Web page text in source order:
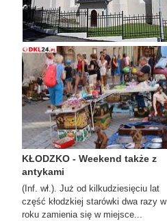
KŁODZKO - Weekend także z
antykami
(Inf. wł.). Już od kilkudziesięciu lat
część kłodzkiej starówki dwa razy w
roku zamienia się w miejsce...